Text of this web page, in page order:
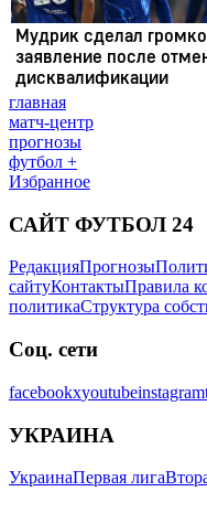
главная
матч-центр
прогнозы
футбол +
Избранное
САЙТ ФУТБОЛ 24
РедакцияПрогнозы
сайтуКонтактыПравила
политикаСтруктура
Соц. сети
facebookxyoutubeinstagram
УКРАИНА
УкраинаПервая лига